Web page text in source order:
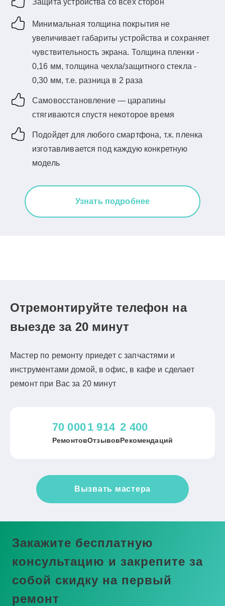
Защита устройства со всех сторон
Минимальная толщина покрытия не
увеличивает габариты устройства и сохраняет
чувствительность экрана. Толщина пленки -
0,16 мм, толщина чехла/защитного стекла -
0,30 мм, т.е. разница в 2 раза
Самовосстановление — царапины
стягиваются спустя некоторое время
Подойдет для любого смартфона, т.к. пленка
изготавливается под каждую конкретную
модель
Узнать подробнее
Отремонтируйте телефон на
выезде за 20 минут
Мастер по ремонту приедет с запчастями и
инструментами домой, в офис, в кафе и сделает
ремонт при Вас за 20 минут
70 000
Ремонтов
1 914
Отзывов
2 400
Рекомендаций
Вызвать мастера
Закажите бесплатную
консультацию и закрепите за
собой скидку на первый
ремонт